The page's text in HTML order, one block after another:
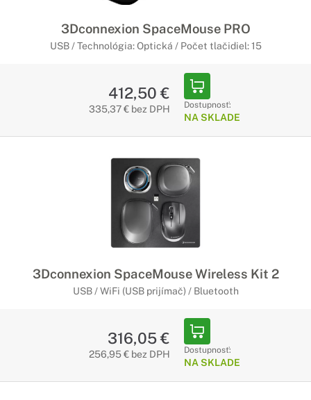
3Dconnexion SpaceMouse PRO
USB / Technológia: Optická / Počet tlačidiel: 15
412,50 €
335,37 € bez DPH Dostupnosť:
NA SKLADE
3Dconnexion SpaceMouse Wireless Kit 2
USB / WiFi (USB prijímač) / Bluetooth
316,05 €
256,95 € bez DPH Dostupnosť:
NA SKLADE